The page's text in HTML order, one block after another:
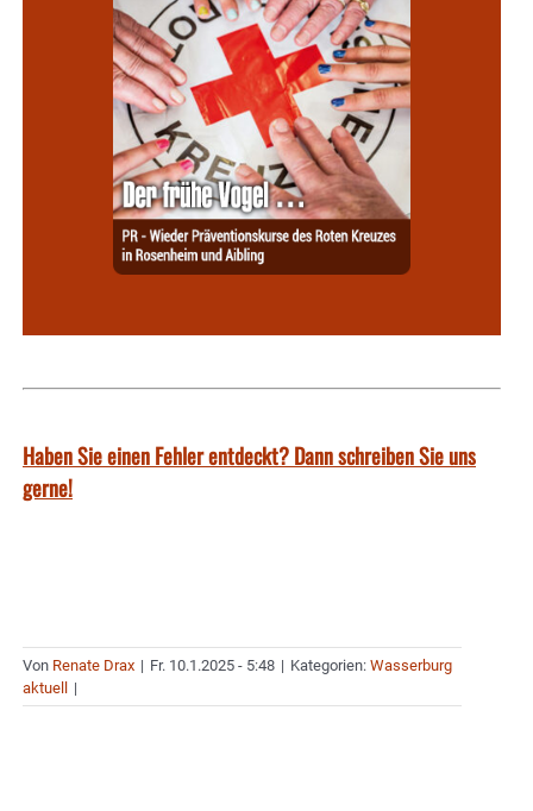
Haben Sie einen Fehler entdeckt? Dann schreiben Sie uns
gerne!
Von Renate Drax | Fr. 10.1.2025 - 5:48 | Kategorien: Wasserburg
aktuell
|